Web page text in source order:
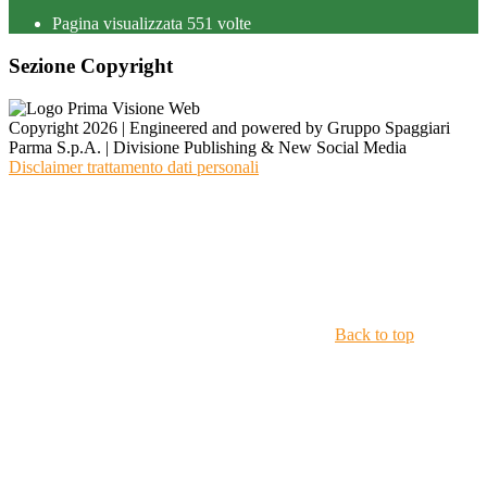
Pagina visualizzata 551 volte
Sezione Copyright
Copyright 2026 | Engineered and powered by Gruppo Spaggiari
Parma S.p.A. | Divisione Publishing & New Social Media
Disclaimer trattamento dati personali
Back to top